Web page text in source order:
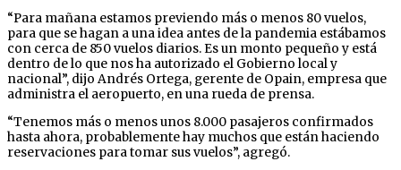
“Para mañana estamos previendo más o menos 80 vuelos,
para que se hagan a una idea antes de la pandemia estábamos
con cerca de 850 vuelos diarios. Es un monto pequeño y está
dentro de lo que nos ha autorizado el Gobierno local y
nacional”, dijo Andrés Ortega, gerente de Opain, empresa que
administra el aeropuerto, en una rueda de prensa.
“Tenemos más o menos unos 8.000 pasajeros confirmados
hasta ahora, probablemente hay muchos que están haciendo
reservaciones para tomar sus vuelos”, agregó.